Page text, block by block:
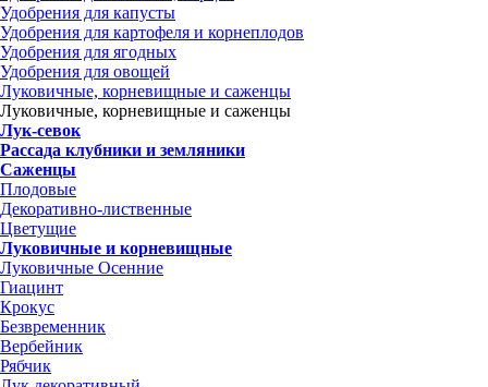
Удобрения для капусты
Удобрения для картофеля и корнеплодов
Удобрения для ягодных
Удобрения для овощей
Луковичные, корневищные и саженцы
Луковичные, корневищные и саженцы
Лук-севок
Рассада клубники и земляники
Саженцы
Плодовые
Декоративно-лиственные
Цветущие
Луковичные и корневищные
Луковичные Осенние
Гиацинт
Крокус
Безвременник
Вербейник
Рябчик